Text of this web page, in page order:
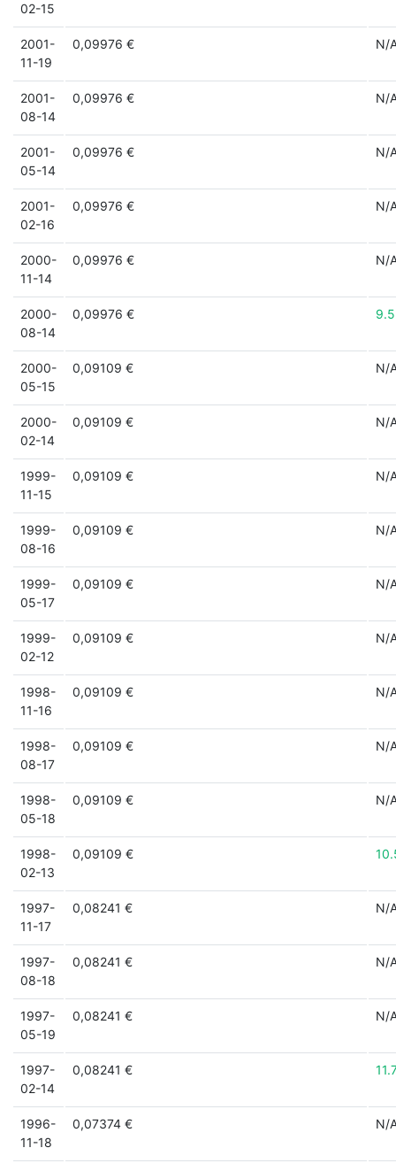
02-15
2001-
11-19
0,09976 € N/
2001-
08-14
0,09976 € N/
2001-
05-14
0,09976 € N/
2001-
02-16
0,09976 € N/
2000-
11-14
0,09976 € N/
2000-
08-14
0,09976 €
2000-
05-15
0,09109 € N/
2000-
02-14
0,09109 € N/
1999-
11-15
0,09109 € N/
1999-
08-16
0,09109 € N/
1999-
05-17
0,09109 € N/
1999-
02-12
0,09109 € N/
1998-
11-16
0,09109 € N/
1998-
08-17
0,09109 € N/
1998-
05-18
0,09109 € N/
1998-
02-13
0,09109 €
1997-
11-17
0,08241 € N/
1997-
08-18
0,08241 € N/
1997-
05-19
0,08241 € N/
1997-
02-14
0,08241 €
1996-
11-18
0,07374 € N/